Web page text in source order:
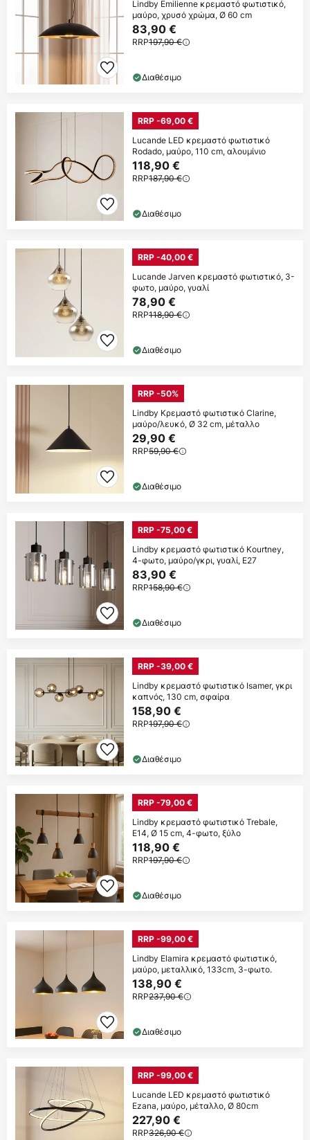
Lindby Emilienne κρεμαστό φωτιστικό,
μαύρο, χρυσό χρώμα, Ø 60 cm
83,90 €
RRP197,90 €
Διαθέσιμο
RRP -69,00 €
Lucande LED κρεμαστό φωτιστικό
Rodado, μαύρο, 110 cm, αλουμίνιο
118,90 €
RRP187,90 €
Διαθέσιμο
RRP -40,00 €
Lucande Jarven κρεμαστό φωτιστικό, 3-
φωτο, μαύρο, γυαλί
78,90 €
RRP118,90 €
Διαθέσιμο
RRP -50%
Lindby Κρεμαστό φωτιστικό Clarine,
μαύρο/λευκό, Ø 32 cm, μέταλλο
29,90 €
RRP59,90 €
Διαθέσιμο
RRP -75,00 €
Lindby κρεμαστό φωτιστικό Kourtney,
4-φωτο, μαύρο/γκρι, γυαλί, E27
83,90 €
RRP158,90 €
Διαθέσιμο
RRP -39,00 €
Lindby κρεμαστό φωτιστικό Isamer, γκρι
καπνός, 130 cm, σφαίρα
158,90 €
RRP197,90 €
Διαθέσιμο
RRP -79,00 €
Lindby κρεμαστό φωτιστικό Trebale,
E14, Ø 15 cm, 4-φωτο, ξύλο
118,90 €
RRP197,90 €
Διαθέσιμο
RRP -99,00 €
Lindby Elamira κρεμαστό φωτιστικό,
μαύρο, μεταλλικό, 133cm, 3-φωτο.
138,90 €
RRP237,90 €
Διαθέσιμο
RRP -99,00 €
Lucande LED κρεμαστό φωτιστικό
Ezana, μαύρο, μέταλλο, Ø 80cm
227,90 €
RRP326,90 €